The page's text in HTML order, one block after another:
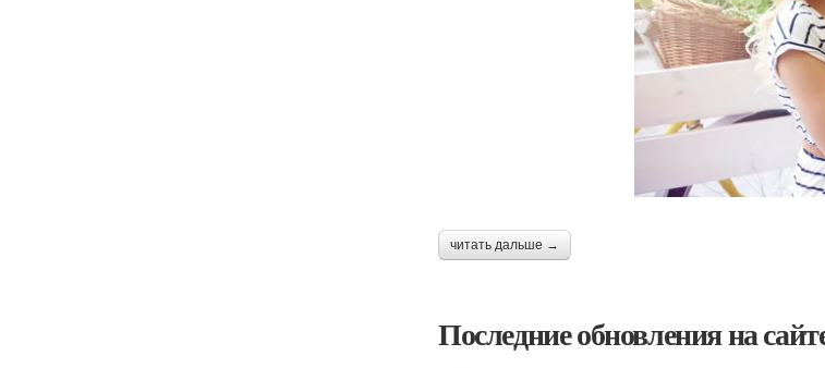
читать дальше →
Последние обновления на